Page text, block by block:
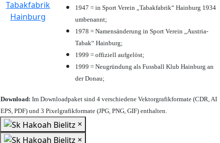
1947 = in Sport Verein „Tabakfabrik“ Hainburg 1934
umbenannt;
1978 = Namensänderung in Sport Verein „Austria-
Tabak“ Hainburg;
1999 = offiziell aufgelöst;
1999 = Neugründung als Fussball Klub Hainburg an
der Donau;
Download: Im Downloadpaket sind 4 verschiedene Vektorgrafikformate (CDR, AI
EPS, PDF) und 3 Pixelgrafikformate (JPG, PNG, GIF) enthalten.
×
×